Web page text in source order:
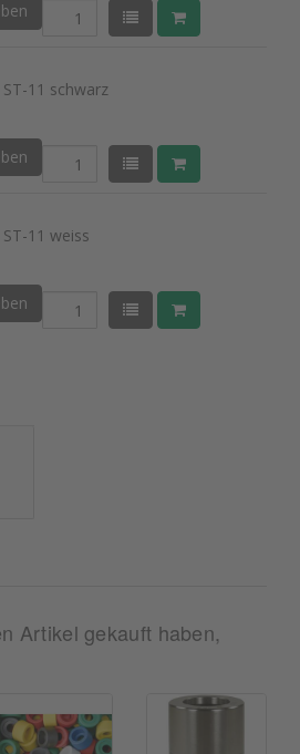
11 schwarz
11 weiss
Artikel gekauft haben,